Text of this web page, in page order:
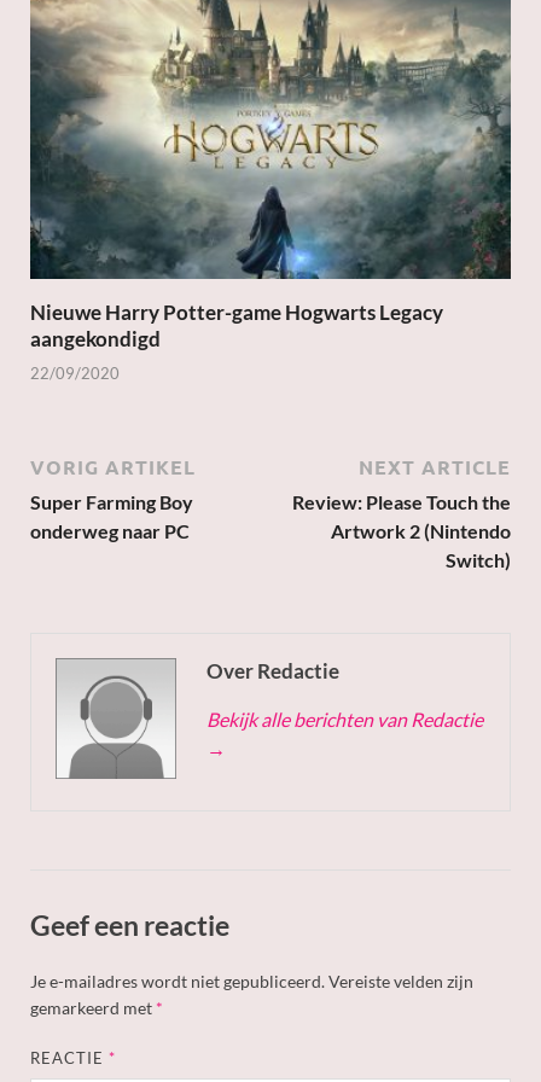
Nieuwe Harry Potter-game Hogwarts Legacy
aangekondigd
22/09/2020
VORIG ARTIKEL
Super Farming Boy
onderweg naar PC
NEXT ARTICLE
Review: Please Touch the
Artwork 2 (Nintendo
Switch)
Over Redactie
Bekijk alle berichten van Redactie
→
Geef een reactie
Je e-mailadres wordt niet gepubliceerd.Vereiste velden zijn
gemarkeerd met *
REACTIE*